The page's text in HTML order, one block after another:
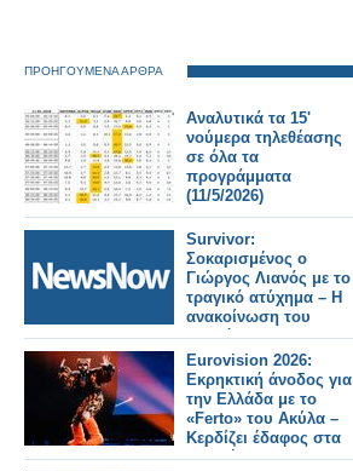
ΠΡΟΗΓΟΥΜΕΝΑ ΑΡΘΡΑ
Αναλυτικά τα 15'
νούμερα τηλεθέασης
σε όλα τα
προγράμματα
(11/5/2026)
Survivor:
Σοκαρισμένος ο
Γιώργος Λιανός με το
τραγικό ατύχημα – Η
ανακοίνωση του
Γρηγόρη
Αρναούτογλου στο
ραδιόφωνο
Eurovision 2026:
Εκρηκτική άνοδος για
την Ελλάδα με το
«Ferto» του Ακύλα –
Κερδίζει έδαφος στα
στοιχήματα